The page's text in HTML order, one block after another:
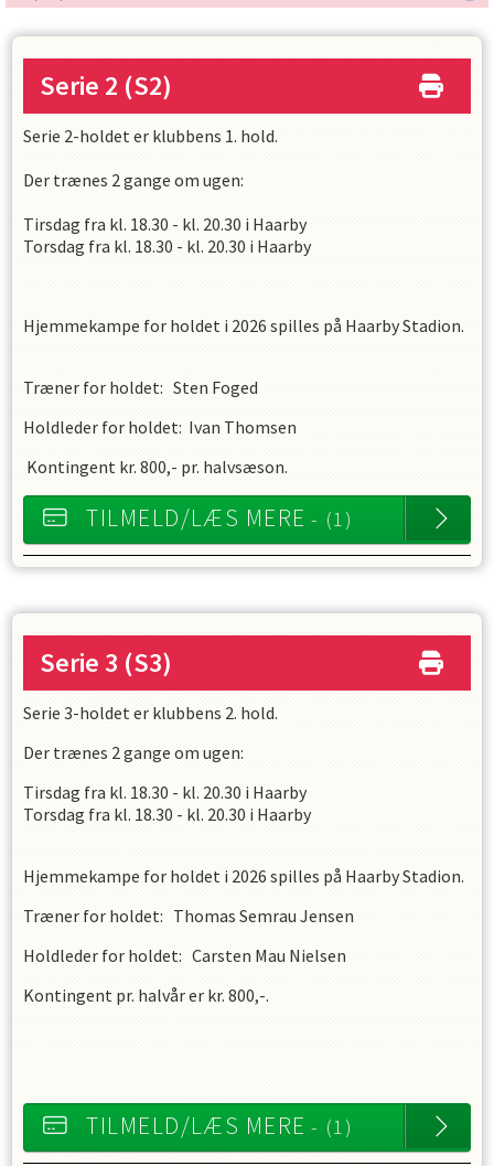
Serie 2 (S2)
Serie 2-holdet er klubbens 1. hold.
Der trænes 2 gange om ugen:
Tirsdag fra kl. 18.30 - kl. 20.30 i Haarby
Torsdag fra kl. 18.30 - kl. 20.30 i Haarby
Hjemmekampe for holdet i 2026 spilles på Haarby Stadion.
Træner for holdet: Sten Foged
Holdleder for holdet: Ivan Thomsen
Kontingent kr. 800,- pr. halvsæson.
TILMELD/LÆS MERE - (1)
Serie 3 (S3)
Serie 3-holdet er klubbens 2. hold.
Der trænes 2 gange om ugen:
Tirsdag fra kl. 18.30 - kl. 20.30 i Haarby
Torsdag fra kl. 18.30 - kl. 20.30 i Haarby
Hjemmekampe for holdet i 2026 spilles på Haarby Stadion.
Træner for holdet: Thomas Semrau Jensen
Holdleder for holdet: Carsten Mau Nielsen
Kontingent pr. halvår er kr. 800,-.
TILMELD/LÆS MERE - (1)